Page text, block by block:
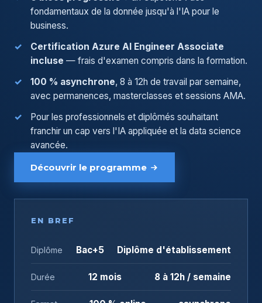
fondamentaux de la donnée jusqu'à l'IA pour le
business.
Certification Azure AI Engineer Associate
incluse — frais d'examen compris dans la formation.
100 % asynchrone, 8 à 12h de travail par semaine,
avec permanences, masterclasses et sessions AMA.
Pour les professionnels et diplômés souhaitant
franchir un cap vers l'IA appliquée et la data science
avancée.
Découvrir le programme
EN BREF
Diplôme Bac+5 Diplôme d'établissement
Durée 12 mois 8 à 12h / semaine